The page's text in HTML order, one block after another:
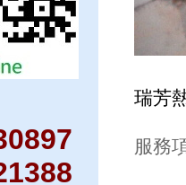
瑞芳
服務